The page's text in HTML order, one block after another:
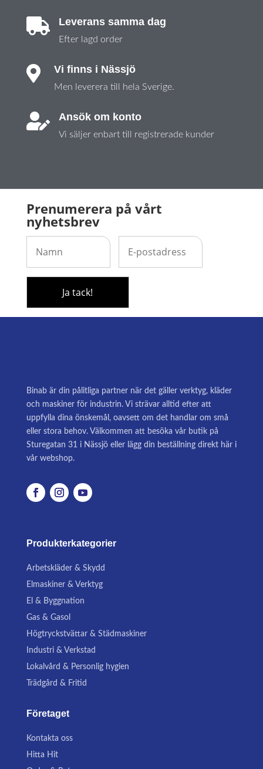
 Leverans samma dag
Efter lagd order
 Vi finns i Nässjö
Men leverera till hela Sverige.
 Ansök om konto
Vi säljer enbart till registrerade kunder
Prenumerera på vårt
nyhetsbrev
Binab är din pålitliga partner när det gäller verktyg, kläder
och maskiner för industrin. Vi strävar alltid efter att
uppfylla dina önskemål, oavsett om det handlar om små
eller stora behov. Välkommen att besöka vår butik på
Sturegatan 31 i Nässjö eller lägg din beställning direkt här i
vår webshop.
Produkterkategorier
Arbetskläder & Skydd
Elmaskiner & Verktyg
El & Byggnation
Gas & Gasol
Högtryckstvättar & Städmaskiner
Industri & Verkstad
Lokalvård & Personlig hygien
Trädgård & Fritid
Företaget
Kontakta oss
Hitta Hit